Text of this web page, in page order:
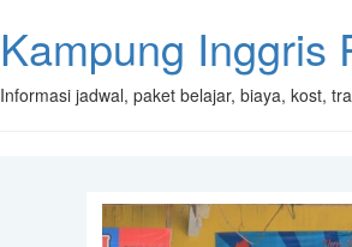
Kampung Inggris
Informasi jadwal, paket belajar, biaya, kost,